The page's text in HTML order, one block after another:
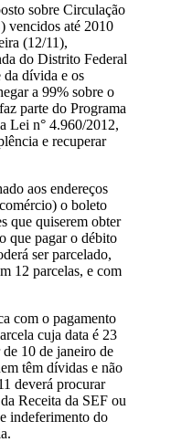
sobre Circulação
vencidos até 2010
(12/11),
do Distrito Federal
dívida e os
a 99% sobre o
parte do Programa
Lei n° 4.960/2012,
e recuperar
aos endereços
o boleto
que quiserem obter
que pagar o débito
ser parcelado,
12 parcelas, e com
com o pagamento
cuja data é 23
10 de janeiro de
têm dívidas e não
deverá procurar
Receita da SEF ou
indeferimento do